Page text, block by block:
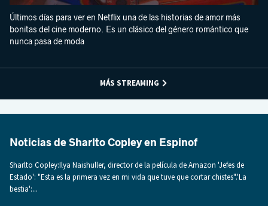
Últimos días para ver en Netflix una de las historias de amor más
bonitas del cine moderno. Es un clásico del género romántico que
nunca pasa de moda
MÁS STREAMING
Noticias de Sharlto Copley en Espinof
Sharlto Copley:Ilya Naishuller, director de la película de Amazon 'Jefes de
Estado': "Esta es la primera vez en mi vida que tuve que cortar chistes".'La
bestia':...